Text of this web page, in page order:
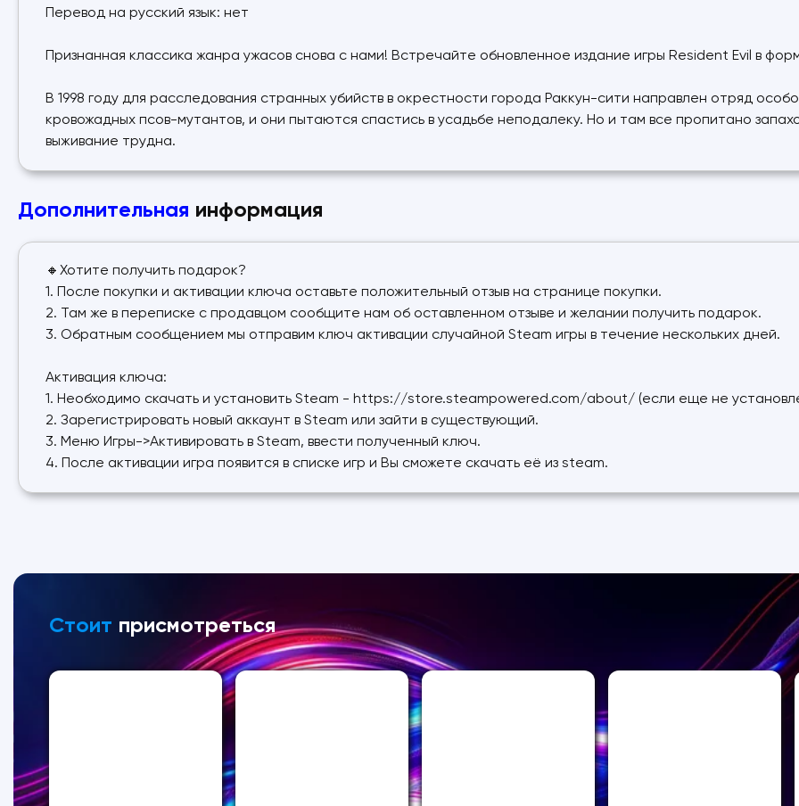
Перевод на русский язык: нет
Признанная классика жанра ужасов снова с нами! Встречайте обновленное издание игры Resident Evil в
В 1998 году для расследования странных убийств в окрестности города Раккун-сити направлен отряд
кровожадных псов-мутантов, и они пытаются спастись в усадьбе неподалеку. Но и там все пропитано
выживание трудна.
Дополнительная информация
🔸Хотите получить подарок?
1. После покупки и активации ключа оставьте положительный отзыв на странице покупки.
2. Там же в переписке с продавцом сообщите нам об оставленном отзыве и желании получить подарок.
3. Обратным сообщением мы отправим ключ активации случайной Steam игры в течение нескольких дней.
Активация ключа:
1. Необходимо скачать и установить Steam - https://store.steampowered.com/about/ (если еще не
2. Зарегистрировать новый аккаунт в Steam или зайти в существующий.
3. Меню Игры->Активировать в Steam, ввести полученный ключ.
4. После активации игра появится в списке игр и Вы сможете скачать её из steam.
Стоит присмотреться